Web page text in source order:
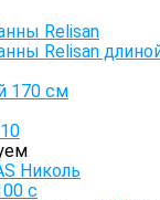
Relisan
Relisan
170 см